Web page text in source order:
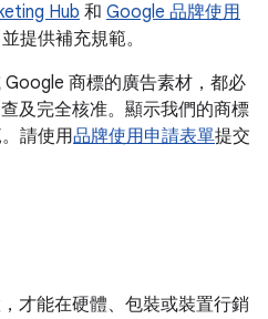
Hub 和 Google 品牌使用
提供補充規範。
商標的廣告素材，都必
及完全核准。顯示我們的商標
請使用品牌使用申請表單提交
才能在硬體、包裝或裝置行銷